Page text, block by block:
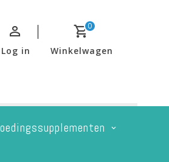
0
Winkelwagen
Log in